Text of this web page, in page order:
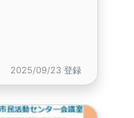
2025/09/23 登録